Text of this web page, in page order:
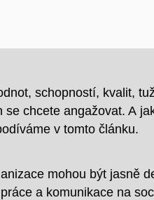
schopností, kvalit,
se chcete angažovat. A
v tomto článku.
mohou být jasně
a komunikace na